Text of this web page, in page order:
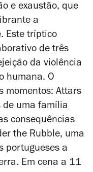
e exaustão, que
a
Este tríptico
de três
da violência
humana. O
momentos: Attars
de uma família
consequências
the Rubble, uma
portugueses a
Em cena a 11